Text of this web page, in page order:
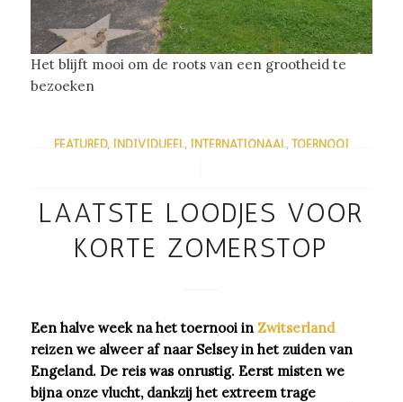
Het blijft mooi om de roots van een grootheid te
bezoeken
FEATURED, INDIVIDUEEL, INTERNATIONAAL,TOERNOOI
LAATSTE LOODJES VOOR
KORTE ZOMERSTOP
Een halve week na het toernooi in Zwitserland
reizen we alweer af naar Selsey in het zuiden van
Engeland. De reis was onrustig. Eerst misten we
bijna onze vlucht, dankzij het extreem trage